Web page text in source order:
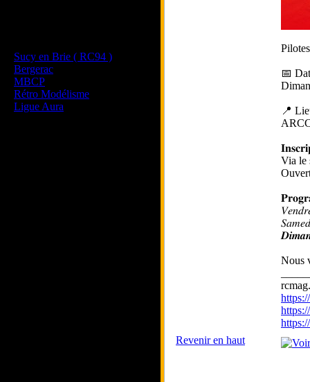
Sucy en Brie ( RC94 )
Bergerac
MBCP
Rétro Modélisme
Ligue Aura
📅
📍
Via le
Nous
Revenir en haut